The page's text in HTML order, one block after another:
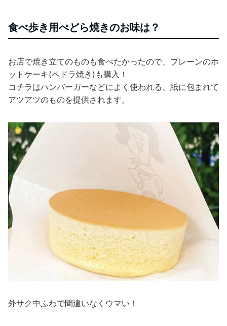
食べ歩き用ぺどら焼きのお味は？
お店で焼き立てのものも食べたかったので、プレーンのホ
ットケーキ(ペドラ焼き)も購入！
コチラはハンバーガーなどによく使われる、紙に包まれて
アツアツのものを提供されます。
外サク中ふわで間違いなくウマい！